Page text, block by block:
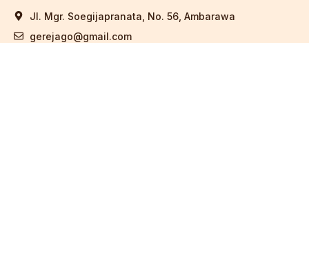
Jl. Mgr. Soegijapranata, No. 56, Ambarawa
gerejago@gmail.com